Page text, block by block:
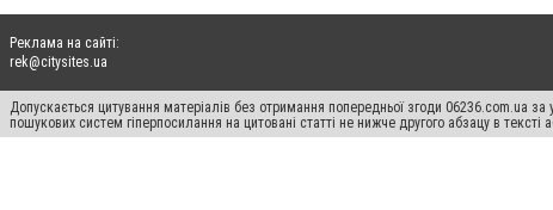
Реклама на сайті:
rek@citysites.ua
Допускається цитування матеріалів без отримання попередньої згоди 06236.com.ua
пошукових систем гіперпосилання на цитовані статті не нижче другого абзацу в